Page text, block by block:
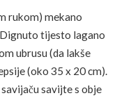
rukom) mekano
tijesto lagano
ubrusu (da lakše
(oko 35 x 20 cm).
savijte s obje